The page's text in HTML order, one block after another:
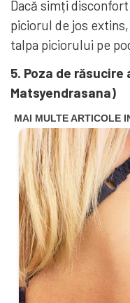
Dacă simți
piciorul de jos
talpa piciorului pe
5. Poza de
Matsyendrasana)